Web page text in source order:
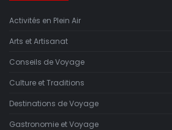
Activités en Plein Air
Arts et Artisanat
Conseils de Voyage
Culture et Traditions
Destinations de Voyage
Gastronomie et Voyage